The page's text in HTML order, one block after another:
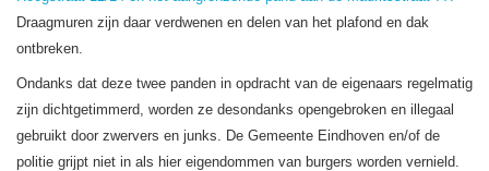
Draagmuren zijn daar verdwenen en delen van het plafond en dak
ontbreken.
Ondanks dat deze twee panden in opdracht van de eigenaars regelmatig
zijn dichtgetimmerd, worden ze desondanks opengebroken en illegaal
gebruikt door zwervers en junks. De Gemeente Eindhoven en/of de
politie grijpt niet in als hier eigendommen van burgers worden vernield.